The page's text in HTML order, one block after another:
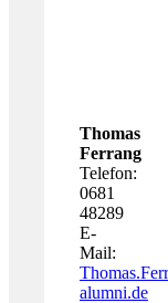
Thomas
Ferrang
Telefon:
0681
48289
E-
Mail:
alumni.de